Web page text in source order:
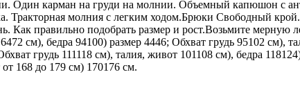
Один карман на груди на молнии. Объемный капюшон с
Тракторная молния с легким ходом.Брюки Свободный
правильно подобрать размер и рост.Возьмите мерную
см), бедра 94100) размер 4446; Обхват грудь 95102 см),
грудь 111118 см), талия, живот 101108 см), бедра
168 до 179 см) 170176 см.